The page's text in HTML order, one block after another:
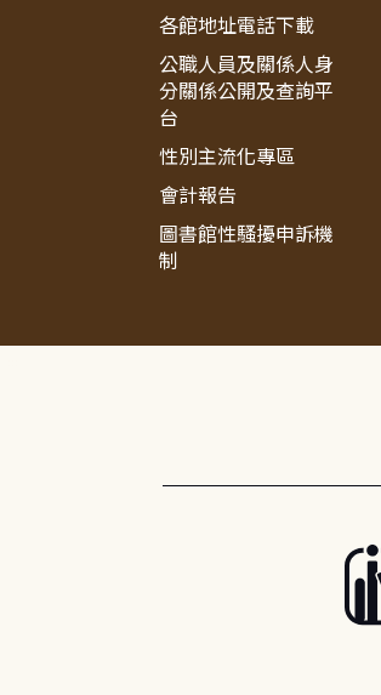
各館地址電話下載
公職人員及關係人身
分關係公開及查詢平
台
性別主流化專區
會計報告
圖書館性騷擾申訴機
制